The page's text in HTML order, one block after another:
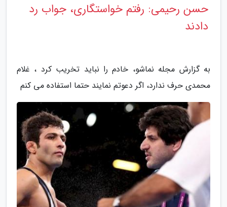
حسن رحیمی: رفتم خواستگاری، جواب رد
دادند
به گزارش مجله نماشو، خادم را نباید تخریب کرد ، غلام
محمدی حرف ندارد، اگر دعوتم نمایند حتما استفاده می کنم